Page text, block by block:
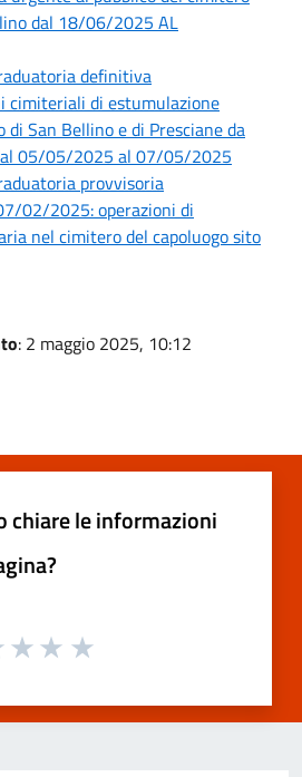
dal 18/06/2025 AL
definitiva
cimiteriali di estumulazione
San Bellino e di Presciane da
05/05/2025 al 07/05/2025
provvisoria
02/2025: operazioni di
nel cimitero del capoluogo sito
: 2 maggio 2025, 10:12
chiare le informazioni